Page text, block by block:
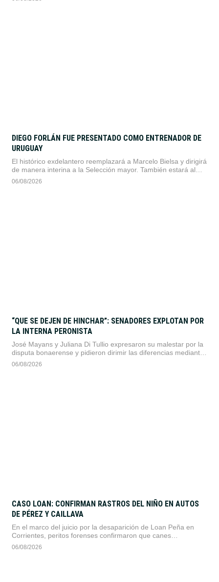
DIEGO FORLÁN FUE PRESENTADO COMO ENTRENADOR DE
URUGUAY
El histórico exdelantero reemplazará a Marcelo Bielsa y dirigirá
de manera interina a la Selección mayor. También estará al
frente de la Sub-20 rumbo al Mundial juvenil de 2027.
06/08/2026
“QUE SE DEJEN DE HINCHAR”: SENADORES EXPLOTAN POR
LA INTERNA PERONISTA
José Mayans y Juliana Di Tullio expresaron su malestar por la
disputa bonaerense y pidieron dirimir las diferencias mediante
las primarias legislativas.
06/08/2026
CASO LOAN: CONFIRMAN RASTROS DEL NIÑO EN AUTOS
DE PÉREZ Y CAILLAVA
En el marco del juicio por la desaparición de Loan Peña en
Corrientes, peritos forenses confirmaron que canes
adiestrados detectaron rastros del menor en dos vehículos
06/08/2026